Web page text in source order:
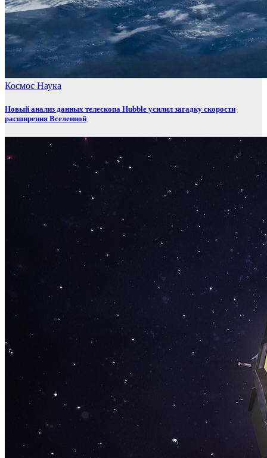
Космос Наука
Новый анализ данных телескопа Hubble усилил загадку скорости
расширения Вселенной